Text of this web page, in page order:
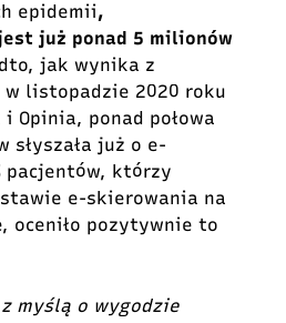
epidemii,
już ponad 5 milionów
jak wynika z
w listopadzie 2020 roku
i Opinia, ponad połowa
słyszała już o e-
pacjentów, którzy
e-skierowania na
oceniło pozytywnie to
z myślą o wygodzie